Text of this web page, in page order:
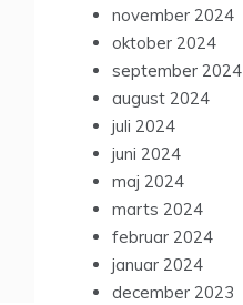
november 2024
oktober 2024
september 2024
august 2024
juli 2024
juni 2024
maj 2024
marts 2024
februar 2024
januar 2024
december 2023